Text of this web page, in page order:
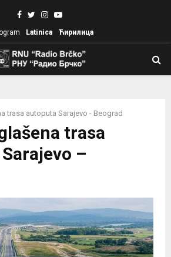
Facebook
TwitterInstagram
Youtube
Latinica Ћирилица
trasa autoputa Sarajevo - Beograd
trasa
–